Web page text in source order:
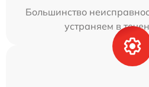
Большинство
устраняем в